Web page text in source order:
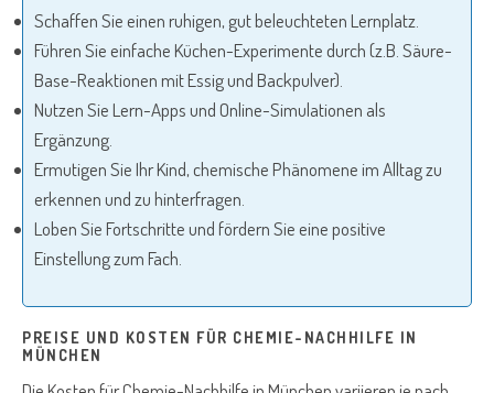
Schaffen Sie einen ruhigen, gut beleuchteten Lernplatz.
Führen Sie einfache Küchen-Experimente durch (z.B. Säure-
Base-Reaktionen mit Essig und Backpulver).
Nutzen Sie Lern-Apps und Online-Simulationen als
Ergänzung.
Ermutigen Sie Ihr Kind, chemische Phänomene im Alltag zu
erkennen und zu hinterfragen.
Loben Sie Fortschritte und fördern Sie eine positive
Einstellung zum Fach.
PREISE UND KOSTEN FÜR CHEMIE-NACHHILFE IN
MÜNCHEN